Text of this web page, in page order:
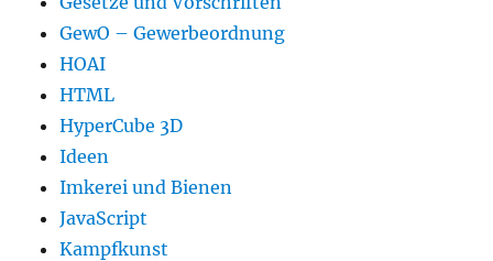
GewO – Gewerbeordnung
HOAI
HTML
HyperCube 3D
Ideen
Imkerei und Bienen
JavaScript
Kampfkunst